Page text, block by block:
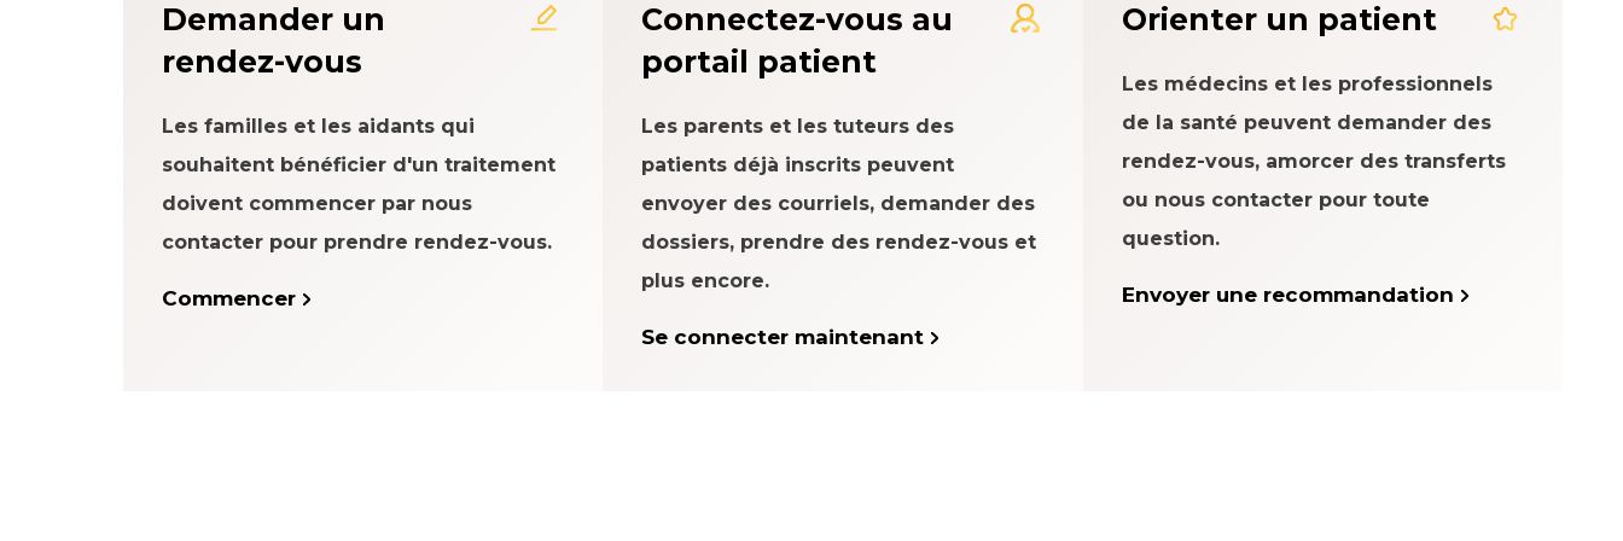
Demander un
rendez-vous
Les familles et les aidants qui
souhaitent bénéficier d'un traitement
doivent commencer par nous
contacter pour prendre rendez-vous.
Commencer
Connectez-vous au
portail patient
Les parents et les tuteurs des
patients déjà inscrits peuvent
envoyer des courriels, demander des
dossiers, prendre des rendez-vous et
plus encore.
Se connecter maintenant
Orienter un patient
Les médecins et les professionnels
de la santé peuvent demander des
rendez-vous, amorcer des transferts
ou nous contacter pour toute
question.
Envoyer une recommandation